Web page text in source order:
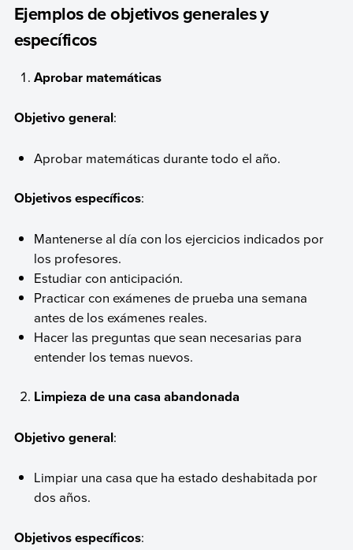
Ejemplos de objetivos generales y
específicos
Aprobar matemáticas
Objetivo general:
Aprobar matemáticas durante todo el año.
Objetivos específicos:
Mantenerse al día con los ejercicios indicados por
los profesores.
Estudiar con anticipación.
Practicar con exámenes de prueba una semana
antes de los exámenes reales.
Hacer las preguntas que sean necesarias para
entender los temas nuevos.
Limpieza de una casa abandonada
Objetivo general:
Limpiar una casa que ha estado deshabitada por
dos años.
Objetivos específicos: